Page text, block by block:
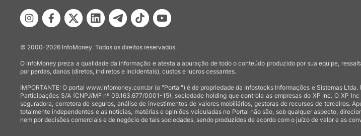
© 2000-2026 InfoMoney. Todos os direitos reservados.
O InfoMoney preza a qualidade da informação e atesta a apuração de todo o conteúdo produzido por sua equipe,
por perdas, danos (diretos, indiretos e incidentais), custos e lucros cessantes.
IMPORTANTE: O portal www.infomoney.com.br (o "Portal") é de propriedade da Infostocks Informações e Sistemas
Participações S/A (CNPJ/MF nº 09.163.677/0001-15), sociedade holding que controla as empresas do XP Inc. O XP
seguradora, corretora de seguros, análise de investimentos de valores mobiliários, gestoras de recursos de terceiros.
totalmente independentes e as notícias, matérias e opiniões veiculadas no Portal não são, sob qualquer aspecto,
nem por decisões comerciais e de negócio de tais sociedades, sendo produzidos de acordo com o juízo de valor e as